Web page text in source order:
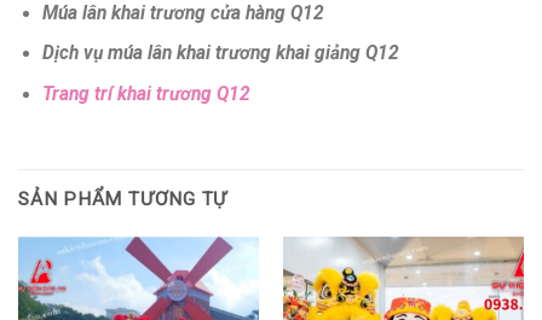
Múa lân khai trương cửa hàng Q12
Dịch vụ múa lân khai trương khai giảng Q12
Trang trí khai trương Q12
SẢN PHẨM TƯƠNG TỰ